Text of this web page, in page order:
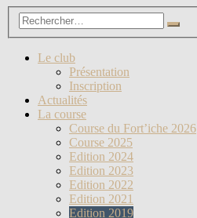
Le club
Présentation
Inscription
Actualités
La course
Course du Fort’iche 2026
Course 2025
Edition 2024
Edition 2023
Edition 2022
Edition 2021
Edition 2019